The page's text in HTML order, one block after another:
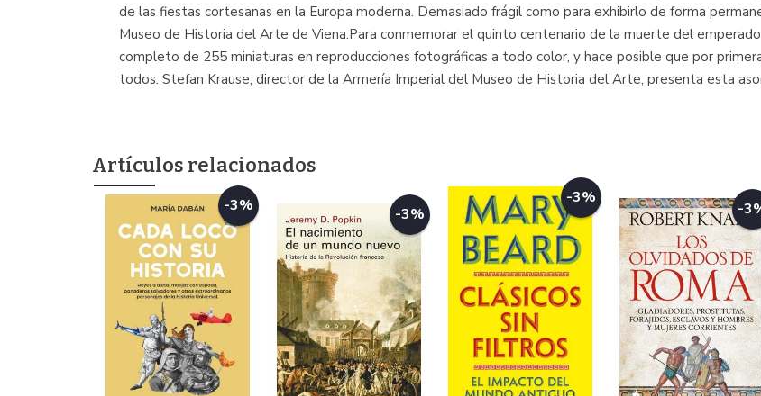
de las fiestas cortesanas en la Europa moderna. Demasiado frágil como para exhibirlo de forma
Museo de Historia del Arte de Viena.Para conmemorar el quinto centenario de la muerte del
completo de 255 miniaturas en reproducciones fotográficas a todo color, y hace posible que por
todos. Stefan Krause, director de la Armería Imperial del Museo de Historia del Arte, presenta esta
Artículos relacionados
-3% -3%
-3%
-